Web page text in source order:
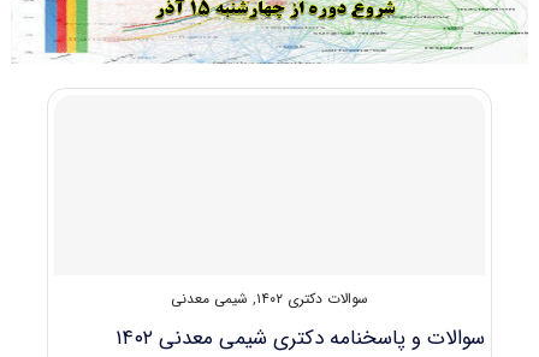
سوالات دکتری ۱۴۰۲ , شیمی معدنی
سوالات و پاسخنامه دکتری شیمی معدنی ۱۴۰۲